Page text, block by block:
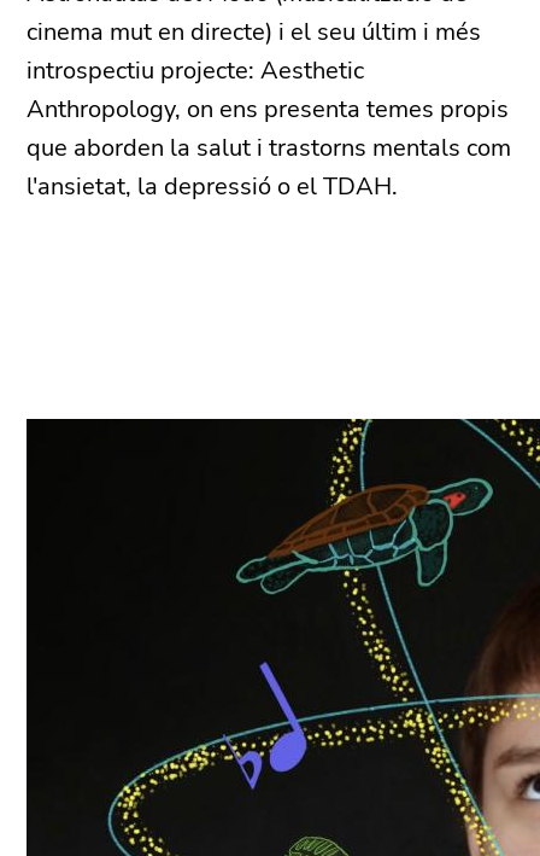
cinema mut en directe) i el seu últim i més
introspectiu projecte: Aesthetic
Anthropology, on ens presenta temes propis
que aborden la salut i trastorns mentals com
l'ansietat, la depressió o el TDAH.